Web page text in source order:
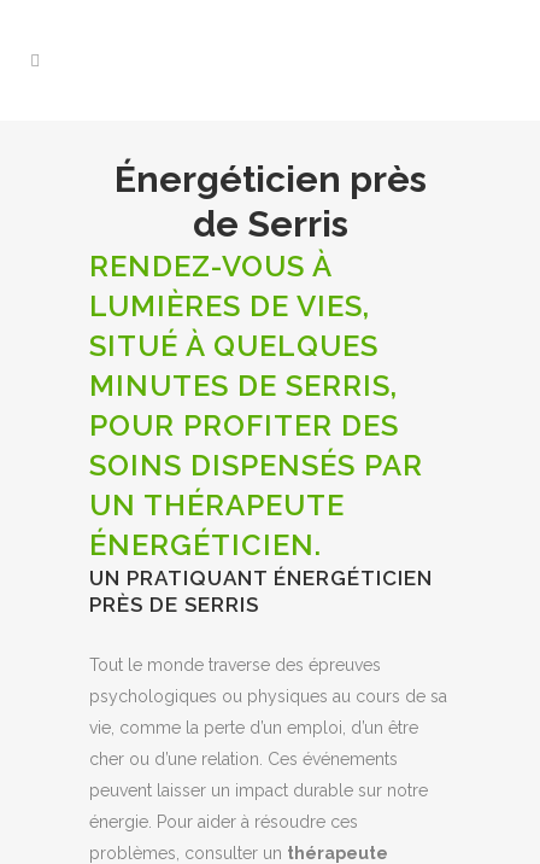
Énergéticien près
de Serris
RENDEZ-VOUS À
LUMIÈRES DE VIES,
SITUÉ À QUELQUES
MINUTES DE SERRIS,
POUR PROFITER DES
SOINS DISPENSÉS PAR
UN THÉRAPEUTE
ÉNERGÉTICIEN.
UN PRATIQUANT ÉNERGÉTICIEN
PRÈS DE SERRIS
Tout le monde traverse des épreuves
psychologiques ou physiques au cours de sa
vie, comme la perte d’un emploi, d’un être
cher ou d’une relation. Ces événements
peuvent laisser un impact durable sur notre
énergie. Pour aider à résoudre ces
problèmes, consulter un thérapeute